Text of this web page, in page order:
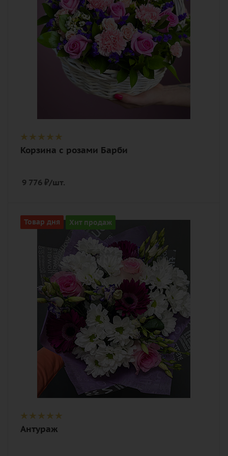
кустовая, статица, хамелациум,
рускус, оазис, корзина
Корзина с розами Барби
9 776 ₽/шт.
Товар дня Хит продаж
Цвет
белый, разноцветный, розовый
Описание
гербера мини, роза, хризантема
кустовая, эустома (лизиантус), лента,
дизайнерская упаковка
Антураж